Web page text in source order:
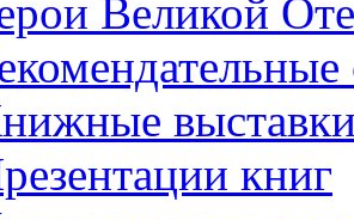
Великой
книг